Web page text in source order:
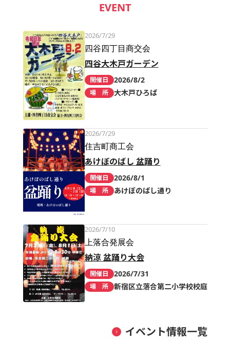
EVENT
2026/7/29
四谷四丁目商交会
四谷大木戸ガーデン
開催日 2026/8/2
場 所 大木戸ひろば
2026/7/29
住吉町商工会
あけぼのばし 盆踊り
開催日 2026/8/1
場 所 あけぼのばし通り
2026/7/10
上落合発展会
納涼 盆踊り大会
開催日 2026/7/31
場 所 新宿区立落合第二小学校校庭
イベント情報一覧